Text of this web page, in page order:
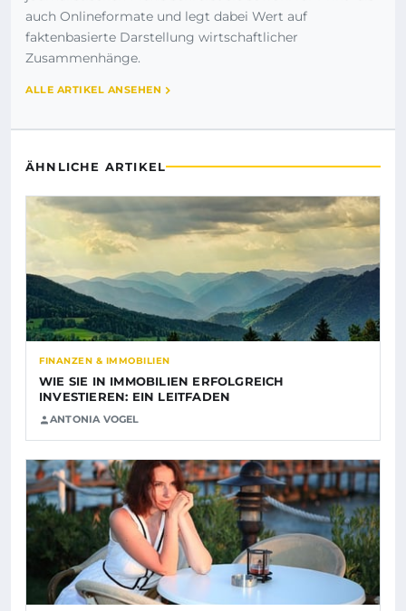
auch Onlineformate und legt dabei Wert auf
faktenbasierte Darstellung wirtschaftlicher
Zusammenhänge.
ALLE ARTIKEL ANSEHEN
ÄHNLICHE ARTIKEL
FINANZEN & IMMOBILIEN
WIE SIE IN IMMOBILIEN ERFOLGREICH
INVESTIEREN: EIN LEITFADEN
ANTONIA VOGEL